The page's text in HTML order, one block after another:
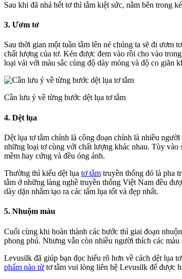
Sau khi đã nhả hết tơ thì tằm kiệt sức, nằm bên trong
3. Ươm tơ
Sau thời gian một tuần tằm lên né chúng ta sẽ đi ươm
chất lượng của tơ. Kén được đem vào rồi cho vào
loại vải với màu sắc cùng độ dày mỏng và độ co giãn
Cần lưu ý về từng bước dệt lụa tơ tằm
4. Dệt lụa
Dệt lụa tơ tằm chính là công đoạn chính là nhiều
những loại tơ cùng với chất lượng khác nhau. Tùy
mềm hay cứng và đều óng ánh.
Thường thì kiểu dệt lụa tơ tằm truyền thống đó là pha
tằm ở những làng nghề truyền thống Việt Nam đều
dày dặn nhằm tạo ra các tấm lụa tốt và đẹp nhất.
5. Nhuộm màu
Cuối cùng khi hoàn thành các bước thì giai đoạn
phong phú. Nhưng vẫn còn nhiều người thích các
Levusilk đã giúp bạn đọc hiểu rõ hơn về cách dệt lụa
phẩm nào từ tơ tằm vui lòng liên hệ Levusilk để được